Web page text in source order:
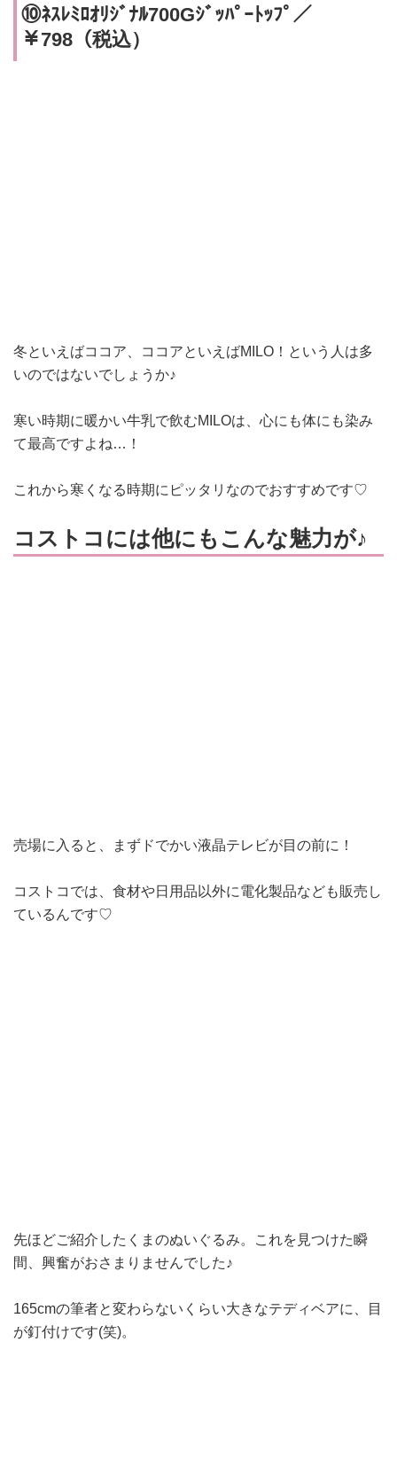
⑩ﾈｽﾚﾐﾛｵﾘｼﾞﾅﾙ700Gｼﾞｯﾊﾟｰﾄｯﾌﾟ／
￥798（税込）
冬といえばココア、ココアといえばMILO！という人は多
いのではないでしょうか♪
寒い時期に暖かい牛乳で飲むMILOは、心にも体にも染み
て最高ですよね…！
これから寒くなる時期にピッタリなのでおすすめです♡
コストコには他にもこんな魅力が♪
売場に入ると、まずドでかい液晶テレビが目の前に！
コストコでは、食材や日用品以外に電化製品なども販売し
ているんです♡
先ほどご紹介したくまのぬいぐるみ。これを見つけた瞬
間、 興奮がおさまりませんでした♪
165cmの筆者と変わらないくらい大きなテディベアに、目
が釘付けです(笑)。